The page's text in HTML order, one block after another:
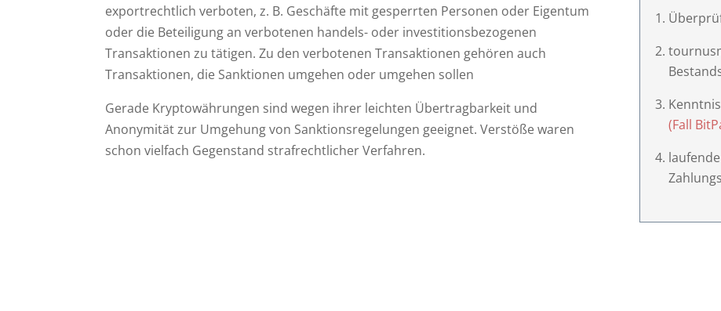
exportrechtlich verboten, z. B. Geschäfte mit gesperrten Personen oder Eigentum
oder die Beteiligung an verbotenen handels- oder investitionsbezogenen
Transaktionen zu tätigen. Zu den verbotenen Transaktionen gehören auch
Transaktionen, die Sanktionen umgehen oder umgehen sollen
Gerade Kryptowährungen sind wegen ihrer leichten Übertragbarkeit und
Anonymität zur Umgehung von Sanktionsregelungen geeignet. Verstöße waren
schon vielfach Gegenstand strafrechtlicher Verfahren.
(Fall